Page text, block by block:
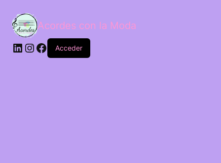
Acordes con la Moda
Acceder